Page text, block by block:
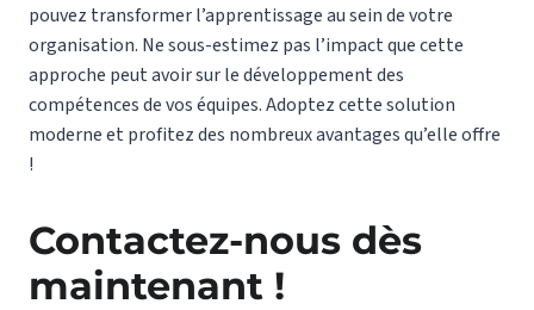
pouvez transformer l’apprentissage au sein de votre
organisation. Ne sous-estimez pas l’impact que cette
approche peut avoir sur le développement des
compétences de vos équipes. Adoptez cette solution
moderne et profitez des nombreux avantages qu’elle offre
!
Contactez-nous dès
maintenant !